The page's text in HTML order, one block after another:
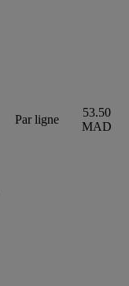
Par ligne
53.50
MAD